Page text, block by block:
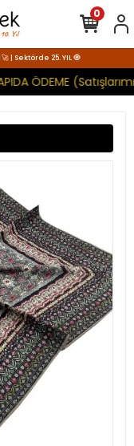
| Sektörde 25. YIL 🧿
ÖDEME
0